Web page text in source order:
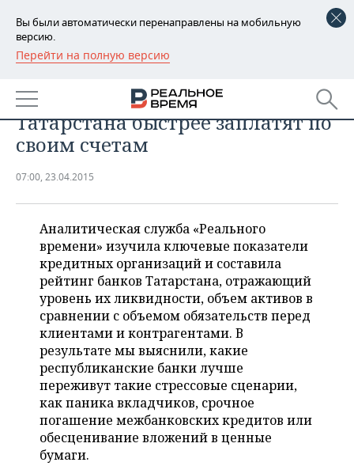
Вы были автоматически перенаправлены на мобильную
версию.
Перейти на полную версию
РЕГИОНЫ
БАШКОРТОСТАН
ТАТАРСТАН
НОВОСТИ
АНАЛИТИКА
ДЕКЛАРАЦИИ О ДОХОДАХ
КОРОЛИ ГОСЗАКАЗА ПФО
ВУЗЫ ТАТАРСТАНА
КОМУ ПРИНАДЛЕЖАТ
ТОРГОВЫЕ ЦЕНТРЫ
ТАТАРСТАНА
НОВОСТИ ЭКОНОМИКИ
ФИНАНСЫ
БАНКИ
БЮДЖЕТ
ИНВЕСТИЦИИ
ПРОМЫШЛЕННОСТЬ
НОВОСТИ
ПРОМЫШЛЕННОСТИ
АГРОПРОМ
МАШИНОСТРОЕНИЕ
НЕФТЕХИМИЯ
НЕФТЬ
ОПК
НОВОСТИ НЕДВИЖИМОСТИ
АВТО
НОВОСТИ АВТО
БИЗНЕС
НОВОСТИ БИЗНЕСА
РОЗНИЧНАЯ ТОРГОВЛЯ
ТРАНСПОРТ
УСЛУГИ
ТЕХНОЛОГИИ
НОВОСТИ ТЕХНОЛОГИЙ
МЕДИА
МЕРОПРИЯТИЯ
НОВОСТИ МЕРОПРИЯТИЙ
ВЫЕЗДНАЯ РЕДАКЦИЯ
СПОРТ
НОВОСТИ СПОРТА
ОБЩЕСТВО
времени»: какие банки
Татарстана быстрее заплатят по
своим счетам
07:00, 23.04.2015
Аналитическая служба «Реального
времени» изучила ключевые показатели
кредитных организаций и составила
рейтинг банков Татарстана, отражающий
уровень их ликвидности, объем активов в
сравнении с объемом обязательств перед
клиентами и контрагентами. В
результате мы выяснили, какие
республиканские банки лучше
переживут такие стрессовые сценарии,
как паника вкладчиков, срочное
погашение межбанковских кредитов или
обесценивание вложений в ценные
бумаги.